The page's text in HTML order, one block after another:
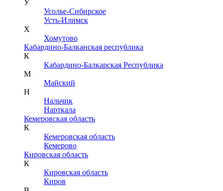
У
Усолье-Сибирское
Усть-Илимск
Х
Хомутово
Кабардино-Балканская республика
К
Кабардино-Балкарская Республика
М
Майский
Н
Нальчик
Нарткала
Кемеровская область
К
Кемеровская область
Кемерово
Кировская область
К
Кировская область
Киров